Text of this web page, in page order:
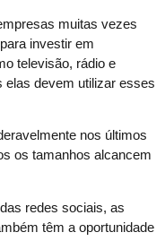
muitas vezes
investir em
televisão, rádio e
elas devem utilizar esses
nos últimos
os tamanhos alcancem
redes sociais, as
têm a oportunidade